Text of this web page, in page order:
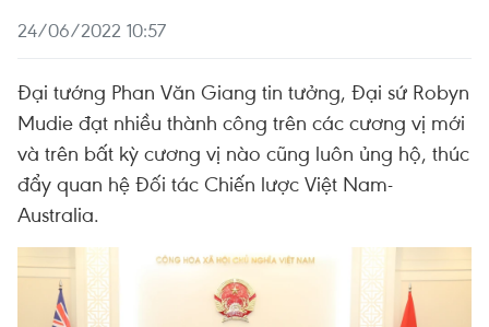
24/06/2022 10:57
Đại tướng Phan Văn Giang tin tưởng, Đại sứ Robyn
Mudie đạt nhiều thành công trên các cương vị mới
và trên bất kỳ cương vị nào cũng luôn ủng hộ, thúc
đẩy quan hệ Đối tác Chiến lược Việt Nam-
Australia.